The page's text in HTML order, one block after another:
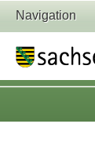
Navigation